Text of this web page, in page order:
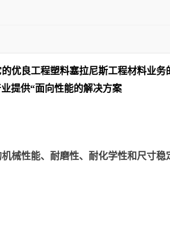
的优良工程塑料塞拉尼斯工程材料业
提供“面向性能的解决方案
械性能、耐磨性、耐化学性和尺寸